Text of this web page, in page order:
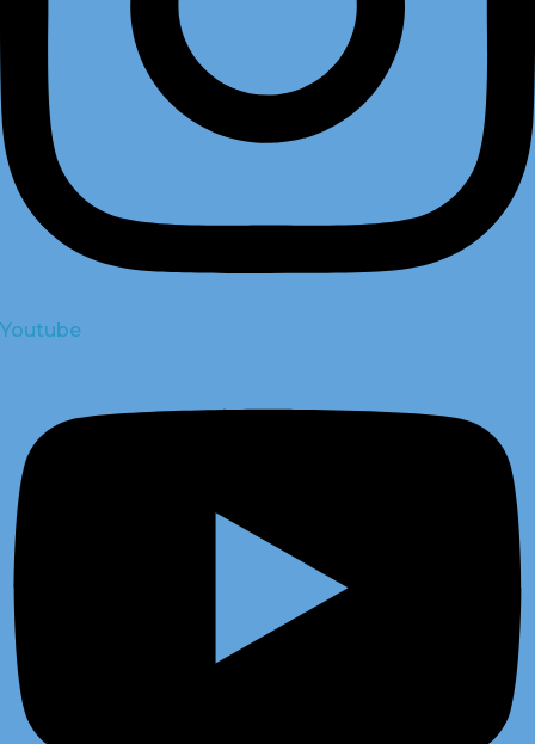
Youtube